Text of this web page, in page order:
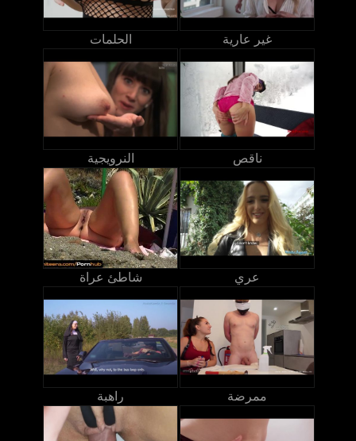
الحلمات غير عارية
النرويجية ناقص
شاطئ عراة عري
راهبة ممرضة